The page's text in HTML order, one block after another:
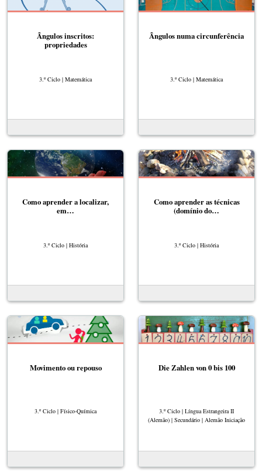
Ângulos inscritos:
propriedades
3.º Ciclo | Matemática
Ângulos numa circunferência
3.º Ciclo | Matemática
Como aprender a localizar,
em…
3.º Ciclo | História
Como aprender as técnicas
(domínio do…
3.º Ciclo | História
Movimento ou repouso
3.º Ciclo | Físico-Química
Die Zahlen von 0 bis 100
3.º Ciclo | Língua Estrangeira II
(Alemão) | Secundário | Alemão Iniciação